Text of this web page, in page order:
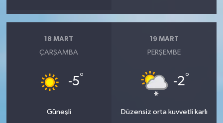
18 MART
ÇARŞAMBA
-5°
Güneşli
19 MART
PERŞEMBE
-2°
Düzensiz orta kuvvetli karlı